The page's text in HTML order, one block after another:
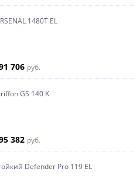
1480Т EL
706 руб.
GS 140 K
382 руб.
Defender Pro 119 EL